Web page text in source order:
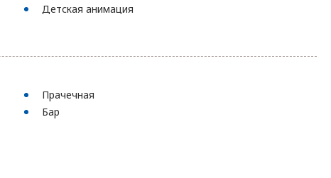
Детская анимация
Прачечная
Бар